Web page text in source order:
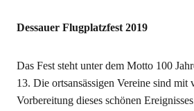
Dessauer Flugplatzfest 2019
Das Fest steht unter dem Motto 100
13. Die ortsansässigen Vereine sind
Vorbereitung dieses schönen